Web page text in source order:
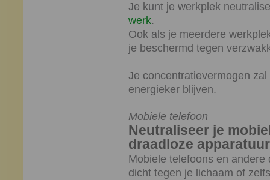
Je kunt je werkplek
werk.
Ook als je meerdere
je beschermd tegen
Je concentratievermogen
energieker blijven.
Mobiele telefoon
Neutraliseer je
draadloze apparatuur
Mobiele telefoons en
dicht tegen je lichaam of